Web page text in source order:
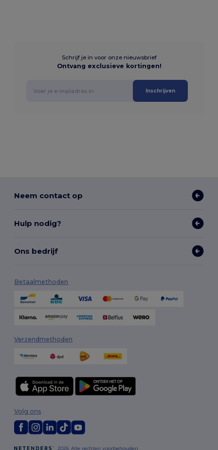
Schrijf je in voor onze nieuwsbrief
Ontvang exclusieve kortingen!
Inschrijven
Neem contact op
Hulp nodig?
Ons bedrijf
Betaalmethoden
Verzendmethoden
2026. Alle rechten voorbehouden
Volg ons